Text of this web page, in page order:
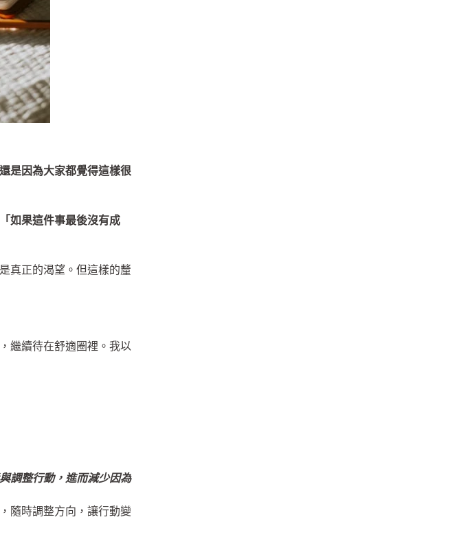
是因為大家都覺得這樣很
「如果這件事最後沒有成
真正的渴望。但這樣的釐
繼續待在舒適圈裡。我以
調整行動，進而減少因為
隨時調整方向，讓行動變